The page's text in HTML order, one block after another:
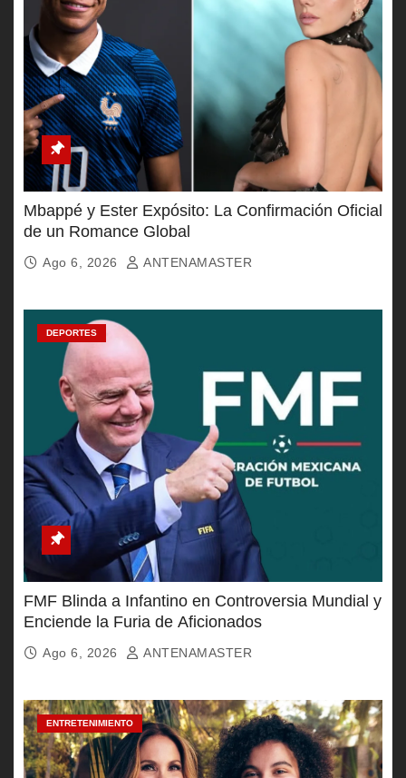
Mbappé y Ester Expósito: La Confirmación Oficial
de un Romance Global
Ago 6, 2026 ANTENAMASTER
DEPORTES
FMF Blinda a Infantino en Controversia Mundial y
Enciende la Furia de Aficionados
Ago 6, 2026 ANTENAMASTER
ENTRETENIMIENTO